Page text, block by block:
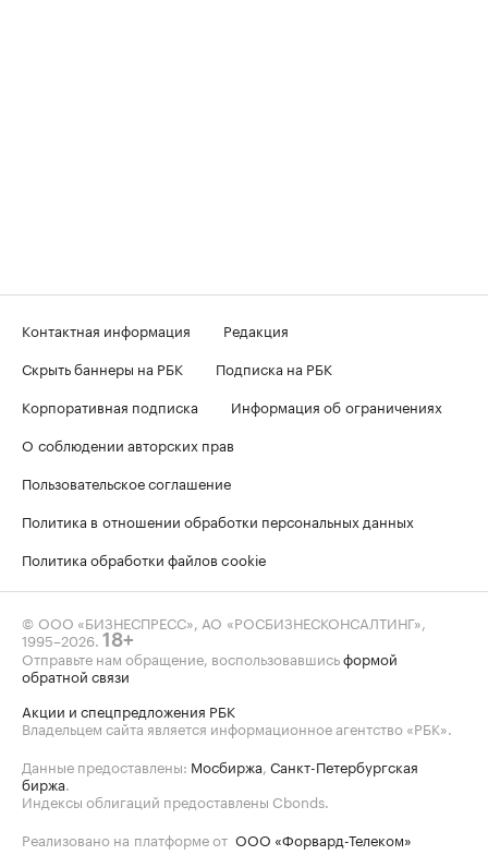
Контактная информация
Редакция
Скрыть баннеры на РБК
Подписка на РБК
Корпоративная подписка
Информация об ограничениях
О соблюдении авторских прав
Пользовательское соглашение
Политика в отношении обработки персональных данных
Политика обработки файлов cookie
© ООО «БИЗНЕСПРЕСС», АО «РОСБИЗНЕСКОНСАЛТИНГ»,
1995–2026. 18+
Отправьте нам обращение, воспользовавшисьформой
обратной связи
Акции и спецпредложения РБК
Владельцем сайта является информационное агентство «РБК».
Данные предоставлены: Мосбиржа, Санкт-Петербургская
биржа.
Индексы облигаций предоставлены Cbonds.
Реализовано на платформе от ООО «Форвард-Телеком»